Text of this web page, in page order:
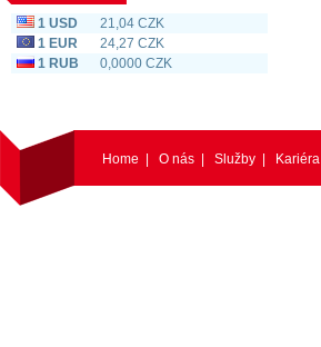
1 USD
21,04 CZK
1 EUR
24,27 CZK
1 RUB
0,0000 CZK
Home O nás Služby Kariéra